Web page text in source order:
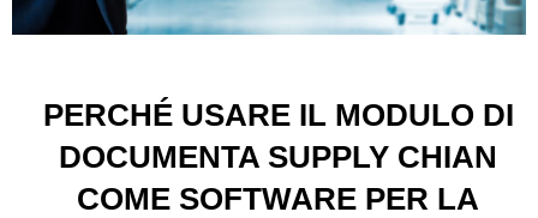
PERCHÉ USARE IL MODULO DI
DOCUMENTA SUPPLY CHIAN
COME SOFTWARE PER LA